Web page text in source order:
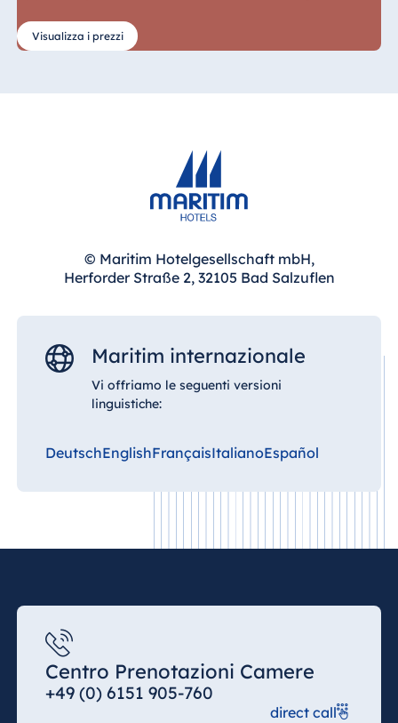
Visualizza i prezzi
© Maritim Hotelgesellschaft mbH,
Herforder Straße 2, 32105 Bad Salzuflen
Maritim internazionale
Vi offriamo le seguenti versioni
linguistiche:
DeutschEnglishFrançaisItalianoEspañol
Centro Prenotazioni Camere
+49 (0) 6151 905-760
direct call